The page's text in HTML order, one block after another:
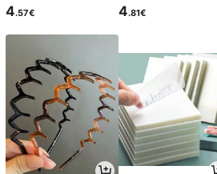
4.57€ 4.81€